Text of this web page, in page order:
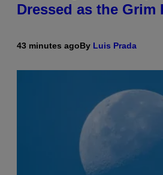
Dressed as the Grim
43 minutes agoBy Luis Prada